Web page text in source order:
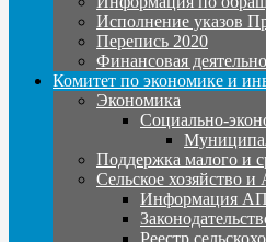
Исполнение указов
Перепись 2020
Финансовая
Комитет по экономике и
Экономика
Социально-
Поддержка малого и
Сельское хозяйство
Информация
Реестр